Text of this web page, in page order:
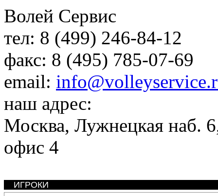
Волей Сервис
тел: 8 (499) 246-84-12
факс: 8 (495) 785-07-69
email:
наш адрес:
Москва, Лужнецкая наб.
офис 4
ИГРОКИ